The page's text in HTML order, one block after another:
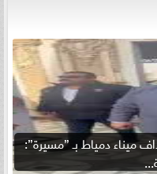
ميناء دمياط بـ ”مسيرة”: